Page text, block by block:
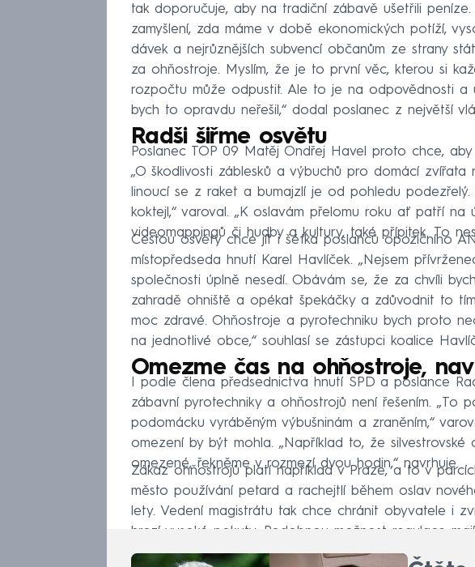
tak doporučuje, aby na tradiční zábavě ušetřili peníze.
zamyšlení, zda máme v době ekonomických potíží,
dávek a nejrůznějších subvencí občanům ze strany
za ohňostroje. Myslím, že je to první věc, kterou si
rozpočtu může odpustit. Ale to je na odpovědnosti a
bych to opravdu neřešil,“ dodal poslanec z největší
Radši šiřme osvětu
Poslanec TOP 09 Matěj Ondřej Havel proto chce,
„O škodlivosti záblesků a výbuchů pro domácí zvířata
linoucí se z raket a bumajzlí je od pohledu
koktejl,“ varoval. „K oslavám přelomu roku ať patří na
videomappingů či hudby a kultury, také přípitek. To
Cestou osvěty chce jít i šéfka poslanců opozičního
místopředseda hnutí Karel Havlíček. „Nejsem
společnosti úplně nesedí. Obávám se, že za chvíli
zahradě ohniště a opékat špekáčky a zdůvodnit to
moc zdravé. Ohňostroje a pyrotechniku bych proto
na jednotlivé obce,“ souhlasí se zástupci koalice
Omezme čas na ohňostroje,
I podle člena předsednictva hnutí SPD a poslance
zábavní pyrotechniky a ohňostrojů není řešením. „To
podomácku vyráběným výbušninám a zraněním,“
omezení by být mohla. „Například to, že silvestrovské
omezené, řekněme v rozmezí dvou hodin,“ navrhuje.
Zákaz ohňostrojů platí například v Praze, a to v
město používání petard a rachejtlí během oslav
lety. Vedení magistrátu tak chce chránit obyvatele i
hrozí vysoké pokuty. Podobnou možnost regulace